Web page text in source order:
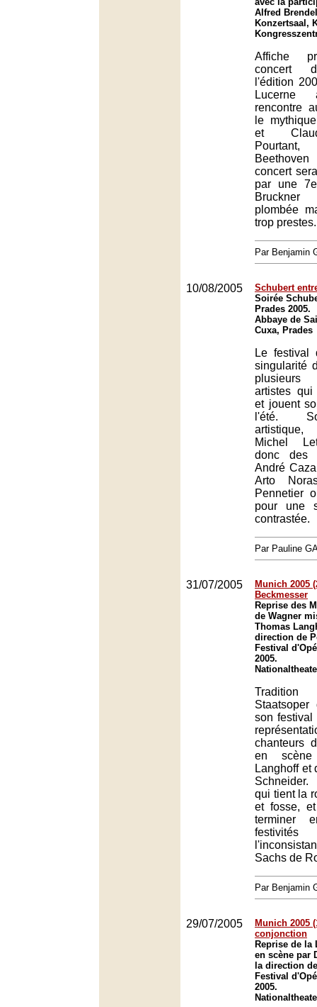
Alfred
Konzertsaal,
Affiche
concert
l'édition
Lucerne
rencontre
le
et
concert
par une
Bruckner
plombée
trop prestes.
Par Benjamin
10/08/2005
Schubert
Soirée
Prades 2005.
Abbaye de
Cuxa, Prades
Le festival
singularité
artistes qui
et jouent
l'été.
artistique,
Michel
donc des
André
Arto
Pennetier
pour une
contrastée.
Par Pauline
31/07/2005
Munich 2005
Beckmesser
Reprise des
de Wagner
Thomas
direction de
Festival
2005.
son festival
chanteurs
en
Langhoff et
Schneider.
qui tient la
et fosse,
terminer
Sachs de
Par Benjamin
29/07/2005
Munich 2005
conjonction
Reprise de la
en scène par
la direction
Festival
2005.